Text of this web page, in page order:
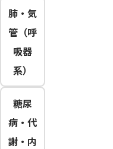
肺・気
管（呼
吸器
系）
糖尿
病・代
謝・内